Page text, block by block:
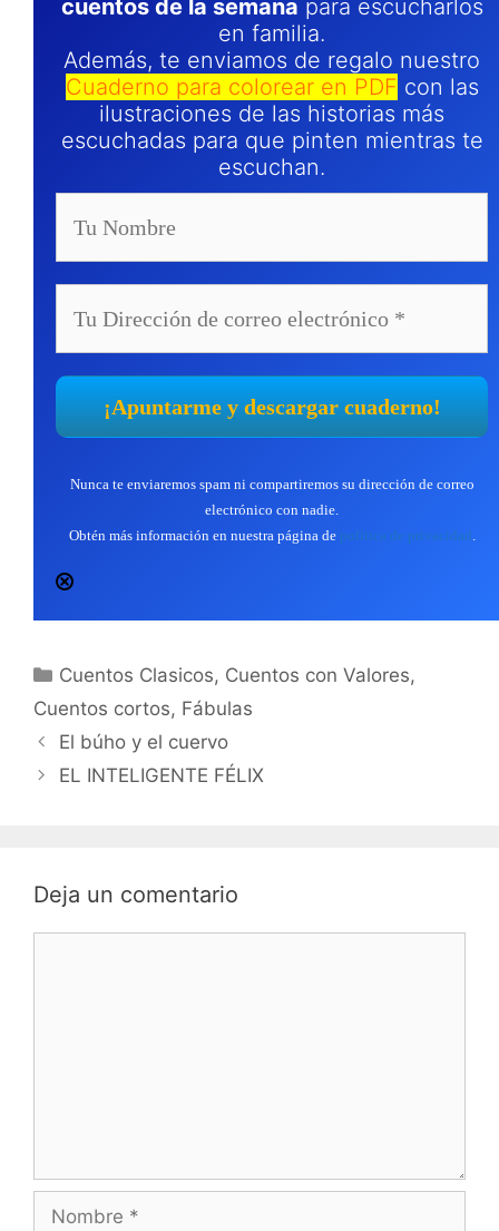
cuentos de la semana para escucharlos
en familia.
Además, te enviamos de regalo nuestro
Cuaderno para colorear en PDF con las
ilustraciones de las historias más
escuchadas para que pinten mientras te
escuchan.
Nunca te enviaremos spam ni compartiremos su dirección de correo
electrónico con nadie.
Obtén más información en nuestra página de política de privacidad.
Categorías
Cuentos Clasicos, Cuentos con Valores,
Cuentos cortos, Fábulas
El búho y el cuervo
EL INTELIGENTE FÉLIX
Deja un comentario